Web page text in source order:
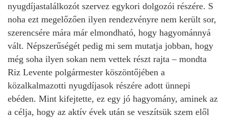
nyugdíjastalálkozót szervez egykori dolgozói részére. S
noha ezt megelőzően ilyen rendezvényre nem került sor,
szerencsére mára már elmondható, hogy hagyománnyá
vált. Népszerűségét pedig mi sem mutatja jobban, hogy
még soha ilyen sokan nem vettek részt rajta – mondta
Riz Levente polgármester köszöntőjében a
közalkalmazotti nyugdíjasok részére adott ünnepi
ebéden. Mint kifejtette, ez egy jó hagyomány, aminek az
a célja, hogy az aktív évek után se veszítsük szem elől